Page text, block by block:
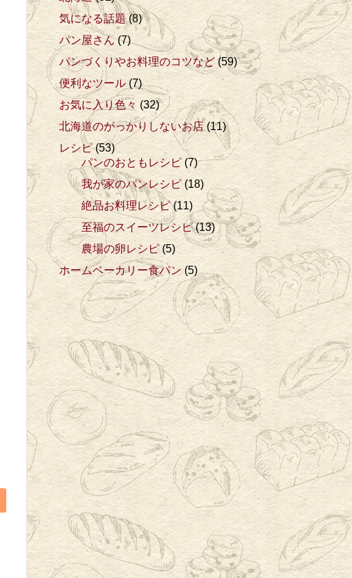
気になる話題(8)
パン屋さん(7)
パンづくりやお料理のコツなど(59)
便利なツール (7)
お気に入り色々 (32)
北海道のがっかりしないお店(11)
レシピ(53)
パンのおともレシピ (7)
我が家のパンレシピ (18)
絶品お料理レシピ(11)
至福のスイーツレシピ(13)
農場の卵レシピ (5)
ホームベーカリー食パン (5)